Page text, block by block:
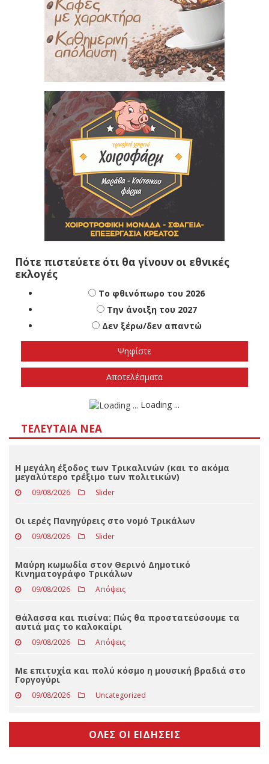
Πότε πιστεύετε ότι θα γίνουν οι εθνικές
εκλογές
Το φθινόπωρο του 2026
Την άνοιξη του 2027
Δεν ξέρω/δεν απαντώ
Αποτελέσματα
Loading ...
ΤΕΛΕΥΤΑΊΑ ΝΈΑ
Η μεγάλη έξοδος των Τρικαλινών (και το ακόμα
μεγαλύτερο τρέξιμο των πολιτικών)
09/08/2026 Slider
Οι ιερές Πανηγύρεις στο νομό Τρικάλων
09/08/2026 Slider
Μαύρη κωμωδία στον Θερινό Δημοτικό
Κινηματογράφο Τρικάλων
09/08/2026 Απόψεις
Θάλασσα και πισίνα: Πώς θα προστατεύσουμε τα
αυτιά μας το καλοκαίρι
09/08/2026 Απόψεις
Με επιτυχία και πολύ κόσμο η μουσική βραδιά στο
Γοργογύρι
09/08/2026 Uncategorized
ΟΛΕΣ ΟΙ ΕΙΔΗΣΕΙΣ